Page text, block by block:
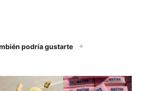
podría gustarte